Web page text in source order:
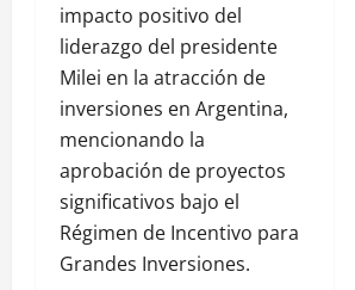
impacto positivo del
liderazgo del presidente
Milei en la atracción de
inversiones en Argentina,
mencionando la
aprobación de proyectos
significativos bajo el
Régimen de Incentivo para
Grandes Inversiones.